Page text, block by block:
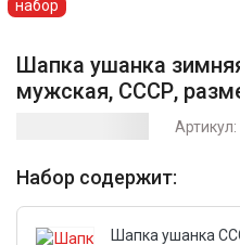
набор
Шапка ушанка
мужская, СССР,
Артикул:
Набор содержит:
Шапка ушанка